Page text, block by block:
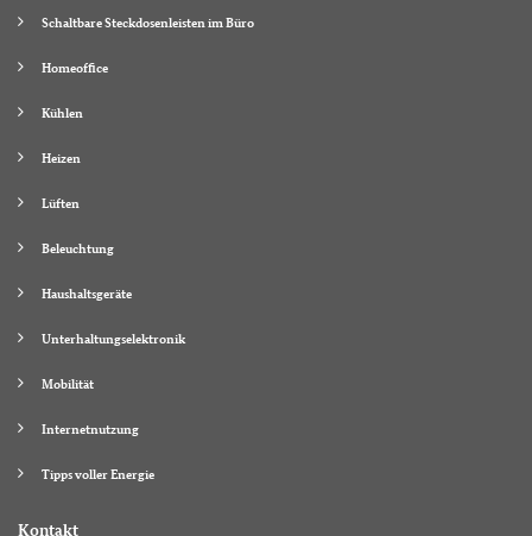
Schaltbare Steckdosenleisten im Büro
Homeoffice
Kühlen
Heizen
Lüften
Beleuchtung
Haushaltsgeräte
Unterhaltungselektronik
Mobilität
Internetnutzung
Tipps voller Energie
Kontakt